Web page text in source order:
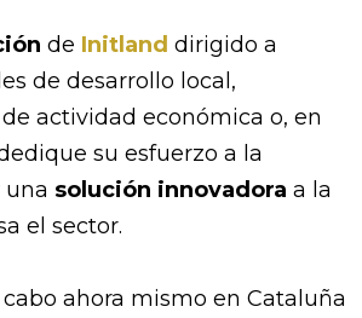
de Initland dirigido a
de desarrollo local,
actividad económica o, en
su esfuerzo a la
una solución innovadora a la
el sector.
ahora mismo en Cataluña